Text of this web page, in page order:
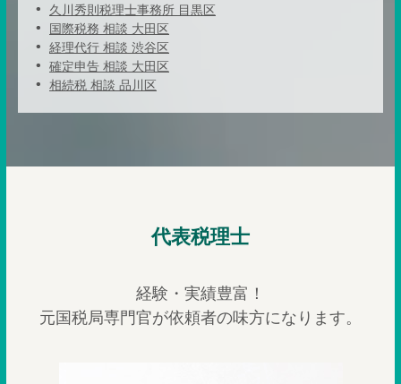
久川秀則税理士事務所 目黒区
国際税務 相談 大田区
経理代行 相談 渋谷区
確定申告 相談 大田区
相続税 相談 品川区
代表税理士
経験・実績豊富！
元国税局専門官が依頼者の味方になります。